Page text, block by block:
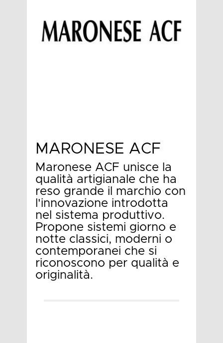
MARONESE ACF
Maronese ACF unisce la
qualità artigianale che ha
reso grande il marchio con
l'innovazione introdotta
nel sistema produttivo.
Propone sistemi giorno e
notte classici, moderni o
contemporanei che si
riconoscono per qualità e
originalità.